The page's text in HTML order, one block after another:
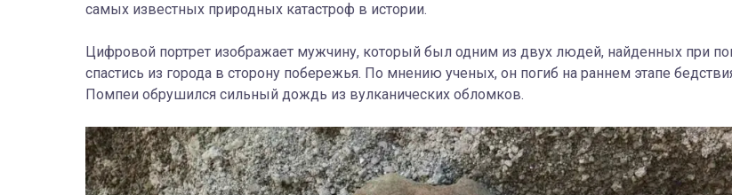
самых известных природных катастроф в истории.
Цифровой портрет изображает мужчину, который был одним из двух людей, найденных при
спастись из города в сторону побережья. По мнению ученых, он погиб на раннем этапе
Помпеи обрушился сильный дождь из вулканических обломков.